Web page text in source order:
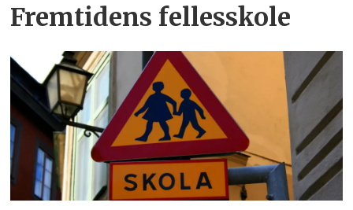
Fremtidens fellesskole